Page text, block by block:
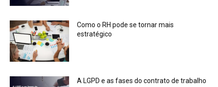
Como o RH pode se tornar mais
estratégico
A LGPD e as fases do contrato de trabalho